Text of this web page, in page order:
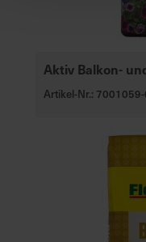
Aktiv Balkon-
Artikel-Nr.: